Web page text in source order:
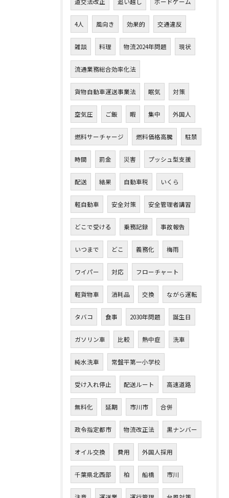
4人 風向き 効果的 交通違反
雑談 料理 物流2024年問題 現状
流通業務総合効率化法
貨物自動車運送事業法 眠気 対策
空気圧 ご飯 暇 集中 外国人
燃料サーチャージ 燃料価格高騰 駐禁
時間 罰金 災害 プッシュ型支援
配送 結果 自動車税 いくら
軽自動車 安全対策 安全管理者講習
どこで受ける 乗務記録 事故報告
いつまで どこ 義務化 梅雨
ワイパー 対応 フローチャート
軽貨物車 消耗品 交換 ながら運転
タバコ 食事 2030年問題 誕生日
ガソリン車 比較 熱中症 洗車
純水洗車 常盤平第一小学校
受け入れ停止 配送ルート 高速道路
無料化 延期 市川市 合併
政令指定都市 物流改正法 黒ナンバー
オイル交換 費用 外国人採用
千葉県北西部 柏 船橋 市川